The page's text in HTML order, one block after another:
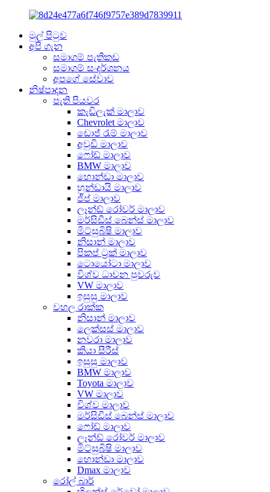
මුල් පිටුව
අපි ගැන
සමාගම් පැතිකඩ
සමාගම් සංදර්ශනය
අපගේ සේවාව
නිෂ්පාදන
පැති පියවර
කැඩිලැක් මාලාව
Chevrolet මාලාව
ඩොජ් රැම් මාලාව
අවුඩි මාලාව
ෆෝඩ් මාලාව
BMW මාලාව
හොන්ඩා මාලාව
හුන්ඩායි මාලාව
ජීප් මාලාව
ලෑන්ඩ් රෝවර් මාලාව
මර්සිඩීස් බෙන්ස් මාලාව
මිට්සුබිෂි මාලාව
නිසාන් මාලාව
පිකප් ට්‍රක් මාලාව
ටොයෝටා මාලාව
විශ්ව ධාවන පුවරුව
VW මාලාව
ඉසුසු මාලාව
වහල රාක්ක
නිසාන් මාලාව
ලෙක්සස් මාලාව
නවරා මාලාව
කියා සීරීස්
ඉසුසු මාලාව
BMW මාලාව
Toyota මාලාව
VW මාලාව
විශ්ව මාලාව
මර්සිඩීස් බෙන්ස් මාලාව
ෆෝඩ් මාලාව
ලෑන්ඩ් රෝවර් මාලාව
මිට්සුබිෂි මාලාව
හොන්ඩා මාලාව
Dmax මාලාව
රෝල් බාර්